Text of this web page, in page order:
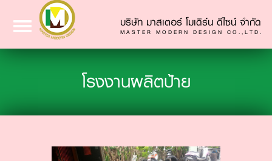
Toggle
navigation
บริษัท มาสเตอร์ โมเดิร์น ดีไซน์ จำกัด
MASTER MODERN DESIGN CO.,LTD.
โรงงานผลิตป้าย